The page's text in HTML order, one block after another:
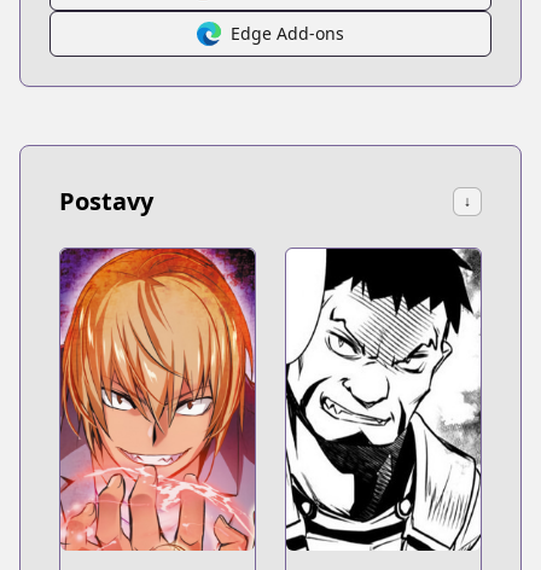
Edge Add-ons
Postavy ↓